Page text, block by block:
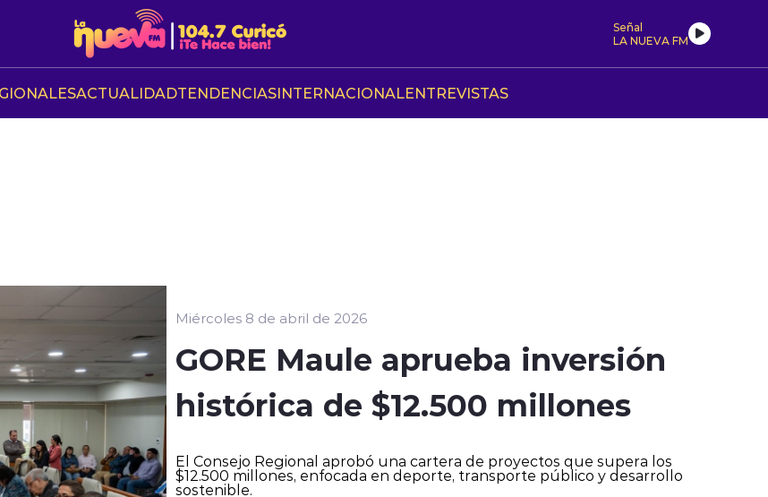
Señal
LA NUEVA FM
ACTUALIDADTENDENCIASINTERNACIONALENTREVISTAS
Miércoles 8 de abril de 2026
GORE Maule aprueba inversión
histórica de $12.500 millones
El Consejo Regional aprobó una cartera de proyectos que supera los
$12.500 millones, enfocada en deporte, transporte público y desarrollo
sostenible.